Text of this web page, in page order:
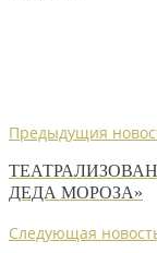
Предыдущия
ДЕДА МОРОЗА»
Следующая